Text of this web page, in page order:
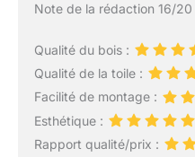
Note de la rédaction 16/20
Qualité du bois :
Qualité de la toile :
Facilité de montage :
Esthétique :
Rapport qualité/prix :